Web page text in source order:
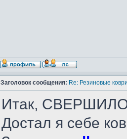
Заголовок сообщения: Re: Резиновые
Итак,
Достал я себе